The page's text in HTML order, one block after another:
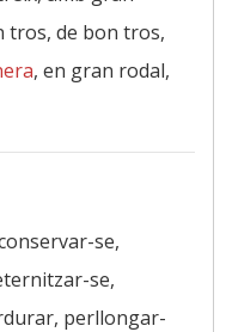
tros, de bon tros,
, en gran rodal,
se,
se,
perllongar-